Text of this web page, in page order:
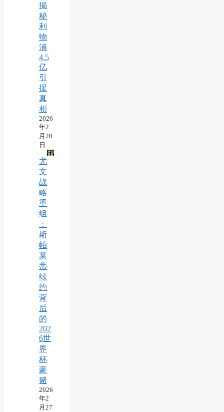
揭
秘
利
物
浦
4.5
亿
引
援
真
相
2026
年2
月28
日
尤
文
战
略
重
组
：
斯
帕
莱
蒂
续
约
背
后
的
202
6世
界
杯
豪
赌
2026
年2
月27